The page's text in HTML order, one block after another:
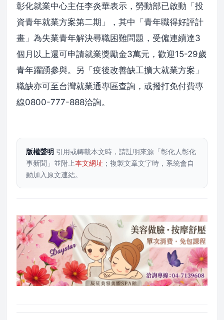
彰化就業中心主任李炎華表示，勞動部已啟動「投
資青年就業方案第二期」，其中「青年職得好評計
畫」為失業青年解決尋職困難問題，受僱連續達3
個月以上還可申請就業獎勵金3萬元，歡迎15-29歲
青年躍踴參與。另「疫後改善缺工擴大就業方案」
職缺亦可至台灣就業通專區查詢，或撥打免付費專
線0800-777-888洽詢。
版權聲明 引用或轉載本文時，請註明來源「彰化人彰化
事新聞」並附上本文網址 ；複製文章文字時，系統會自
動加入原文連結。